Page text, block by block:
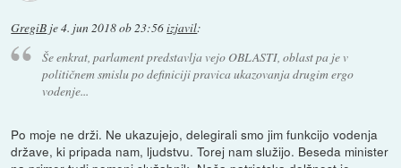
GregiB je4. jun 2018 ob 23:56izjavil:
Še enkrat, parlament predstavlja vejo OBLASTI, oblast pa je v
političnem smislu po definiciji pravica ukazovanja drugim ergo
vodenje...
Po moje ne drži. Ne ukazujejo, delegirali smo jim funkcijo vodenja
države, ki pripada nam, ljudstvu. Torej nam služijo. Beseda minister